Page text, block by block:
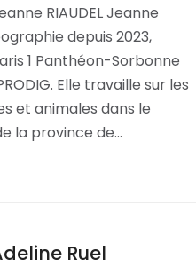
RIAUDEL Jeanne
depuis 2023,
1 Panthéon-Sorbonne
Elle travaille sur les
et animales dans le
la province de…
Ruel